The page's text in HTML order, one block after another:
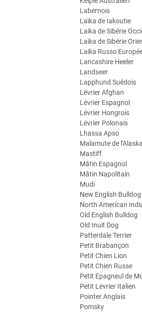
Labernois
Laïka de Iakoutie
Laika de Sibérie
Laika de Sibérie
Laika Russo
Lancashire Heeler
Landseer
Lapphund Suédois
Lévrier Afghan
Lévrier Espagnol
Lévrier Hongrois
Lévrier Polonais
Lhassa Apso
Malamute de l'Alaska
Mastiff
Mâtin Espagnol
Mâtin Napolitain
Mudi
New English Bulldog
North American
Old English Bulldog
Old Inuit Dog
Patterdale Terrier
Petit Brabançon
Petit Chien Lion
Petit Chien Russe
Petit Epagneul de
Petit Lévrier Italien
Pointer Anglais
Pomsky